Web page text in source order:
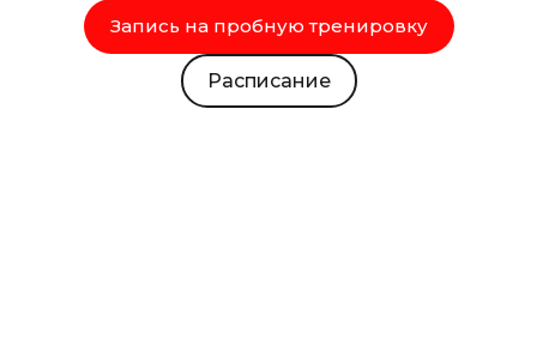
Запись на пробную тренировку
Расписание